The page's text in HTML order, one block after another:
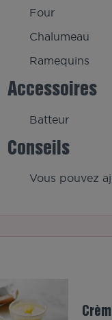
Four
Chalumeau
Ramequins
Accessoires
Batteur
Conseils
Vous pouvez